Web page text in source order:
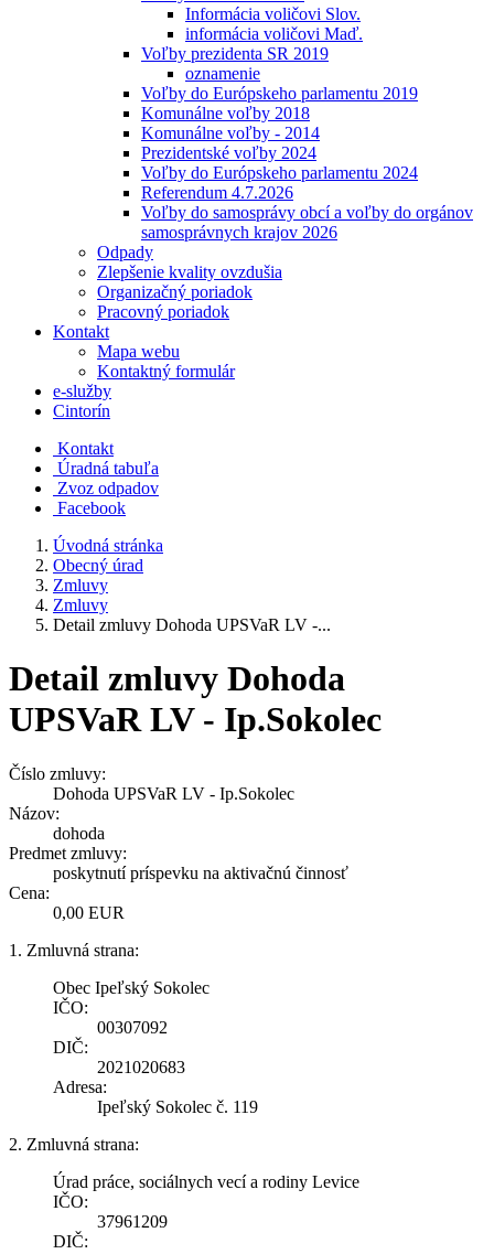
Informácia voličovi Slov.
informácia voličovi Maď.
Voľby prezidenta SR 2019
oznamenie
Voľby do Európskeho parlamentu 2019
Komunálne voľby 2018
Komunálne voľby - 2014
Prezidentské voľby 2024
Voľby do Európskeho parlamentu 2024
Referendum 4.7.2026
Voľby do samosprávy obcí a voľby do orgánov
samosprávnych krajov 2026
Odpady
Zlepšenie kvality ovzdušia
Organizačný poriadok
Pracovný poriadok
Kontakt
Mapa webu
Kontaktný formulár
e-služby
Cintorín
Kontakt
Úradná tabuľa
Zvoz odpadov
Facebook
Úvodná stránka
Obecný úrad
Zmluvy
Zmluvy
Detail zmluvy Dohoda UPSVaR LV -...
Detail zmluvy Dohoda
UPSVaR LV - Ip.Sokolec
Číslo zmluvy:
Dohoda UPSVaR LV - Ip.Sokolec
Názov:
dohoda
Predmet zmluvy:
poskytnutí príspevku na aktivačnú činnosť
Cena:
0,00 EUR
1. Zmluvná strana:
Obec Ipeľský Sokolec
IČO:
00307092
DIČ:
2021020683
Adresa:
Ipeľský Sokolec č. 119
2. Zmluvná strana:
Úrad práce, sociálnych vecí a rodiny Levice
IČO:
37961209
DIČ: